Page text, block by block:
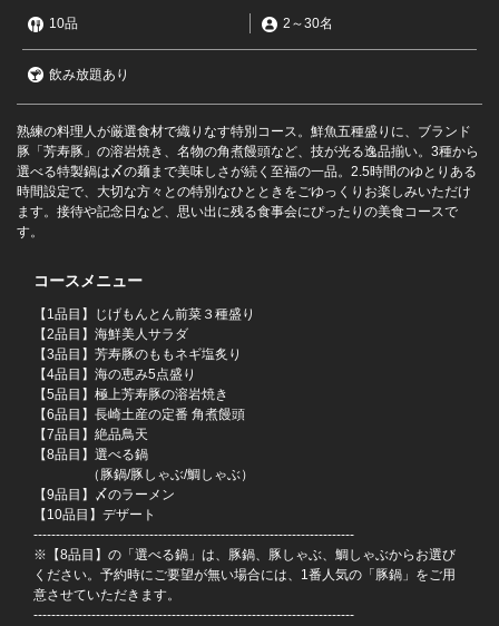
10品 2 ～30名
飲み放題あり
熟練の料理人が厳選食材で織りなす特別コース。鮮魚五種盛りに、ブランド
豚「芳寿豚」の溶岩焼き、名物の角煮饅頭など、技が光る逸品揃い。3種から
選べる特製鍋は〆の麺まで美味しさが続く至福の一品。2.5時間のゆとりある
時間設定で、大切な方々との特別なひとときをごゆっくりお楽しみいただけ
ます。接待や記念日など、思い出に残る食事会にぴったりの美食コースで
す。
コースメニュー
【1品目】じげもんとん前菜３種盛り
【2品目】海鮮美人サラダ
【3品目】芳寿豚のももネギ塩炙り
【4品目】海の恵み5点盛り
【5品目】極上芳寿豚の溶岩焼き
【6品目】長崎土産の定番 角煮饅頭
【7品目】絶品鳥天
【8品目】選べる鍋
（豚鍋/豚しゃぶ/鯛しゃぶ）
【9品目】〆のラーメン
【10品目】デザート
------------------------------------------------------------------------
※【8品目】の「選べる鍋」は、豚鍋、豚しゃぶ、鯛しゃぶからお選び
ください。予約時にご要望が無い場合には、1番人気の「豚鍋」をご用
意させていただきます。
------------------------------------------------------------------------